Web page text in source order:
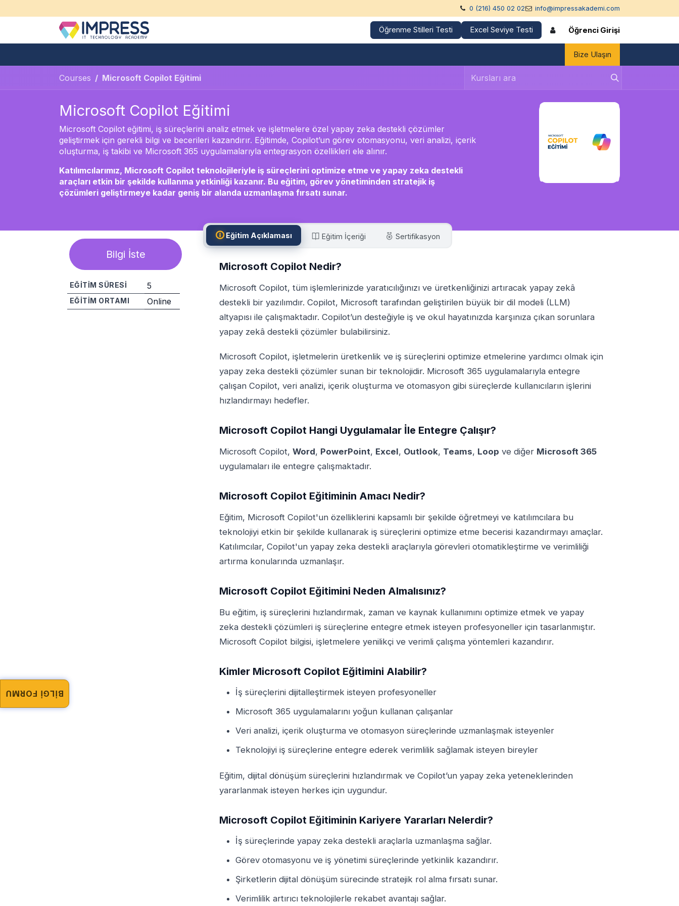
0 (216) 450 02 02 info@impressakademi.com
Öğrenme Stilleri Testi Excel Seviye Testi Öğrenci Girişi
Bize Ulaşın
Courses Microsoft Copilot Eğitimi
Microsoft Copilot Eğitimi
Microsoft Copilot eğitimi, iş süreçlerini analiz etmek ve işletmelere özel yapay zeka destekli çözümler
geliştirmek için gerekli bilgi ve becerileri kazandırır. Eğitimde, Copilot’un görev otomasyonu, veri analizi, içerik
oluşturma, iş takibi ve Microsoft 365 uygulamalarıyla entegrasyon özellikleri ele alınır.
Katılımcılarımız, Microsoft Copilot teknolojileriyle iş süreçlerini optimize etme ve yapay zeka destekli
araçları etkin bir şekilde kullanma yetkinliği kazanır. Bu eğitim, görev yönetiminden stratejik iş
çözümleri geliştirmeye kadar geniş bir alanda uzmanlaşma fırsatı sunar.
Bilgi İste
EĞITIM SÜRESI 5
EĞITIM ORTAMI Online
Eğitim Açıklaması Eğitim İçeriği Sertifikasyon
Microsoft Copilot Nedir?
Microsoft Copilot, tüm işlemlerinizde yaratıcılığınızı ve üretkenliğinizi artıracak yapay zekâ
destekli bir yazılımdır. Copilot, Microsoft tarafından geliştirilen büyük bir dil modeli (LLM)
altyapısı ile çalışmaktadır. Copilot’un desteğiyle iş ve okul hayatınızda karşınıza çıkan sorunlara
yapay zekâ destekli çözümler bulabilirsiniz.
Microsoft Copilot, işletmelerin üretkenlik ve iş süreçlerini optimize etmelerine yardımcı olmak için
yapay zeka destekli çözümler sunan bir teknolojidir. Microsoft 365 uygulamalarıyla entegre
çalışan Copilot, veri analizi, içerik oluşturma ve otomasyon gibi süreçlerde kullanıcıların işlerini
hızlandırmayı hedefler.
Microsoft Copilot Hangi Uygulamalar İle Entegre Çalışır?
Microsoft Copilot, Word, PowerPoint, Excel, Outlook, Teams, Loop ve diğer Microsoft 365
uygulamaları ile entegre çalışmaktadır.
Microsoft Copilot Eğitiminin Amacı Nedir?
Eğitim, Microsoft Copilot'un özelliklerini kapsamlı bir şekilde öğretmeyi ve katılımcılara bu
teknolojiyi etkin bir şekilde kullanarak iş süreçlerini optimize etme becerisi kazandırmayı amaçlar.
Katılımcılar, Copilot'un yapay zeka destekli araçlarıyla görevleri otomatikleştirme ve verimliliği
artırma konularında uzmanlaşır.
Microsoft Copilot Eğitimini Neden Almalısınız?
Bu eğitim, iş süreçlerini hızlandırmak, zaman ve kaynak kullanımını optimize etmek ve yapay
zeka destekli çözümleri iş süreçlerine entegre etmek isteyen profesyoneller için tasarlanmıştır.
Microsoft Copilot bilgisi, işletmelere yenilikçi ve verimli çalışma yöntemleri kazandırır.
Kimler Microsoft Copilot Eğitimini Alabilir?
İş süreçlerini dijitalleştirmek isteyen profesyoneller
Microsoft 365 uygulamalarını yoğun kullanan çalışanlar
Veri analizi, içerik oluşturma ve otomasyon süreçlerinde uzmanlaşmak isteyenler
Teknolojiyi iş süreçlerine entegre ederek verimlilik sağlamak isteyen bireyler
Eğitim, dijital dönüşüm süreçlerini hızlandırmak ve Copilot’un yapay zeka yeteneklerinden
yararlanmak isteyen herkes için uygundur.
Microsoft Copilot Eğitiminin Kariyere Yararları Nelerdir?
İş süreçlerinde yapay zeka destekli araçlarla uzmanlaşma sağlar.
Görev otomasyonu ve iş yönetimi süreçlerinde yetkinlik kazandırır.
Şirketlerin dijital dönüşüm sürecinde stratejik rol alma fırsatı sunar.
Verimlilik artırıcı teknolojilerle rekabet avantajı sağlar.
BİLGİ FORMU